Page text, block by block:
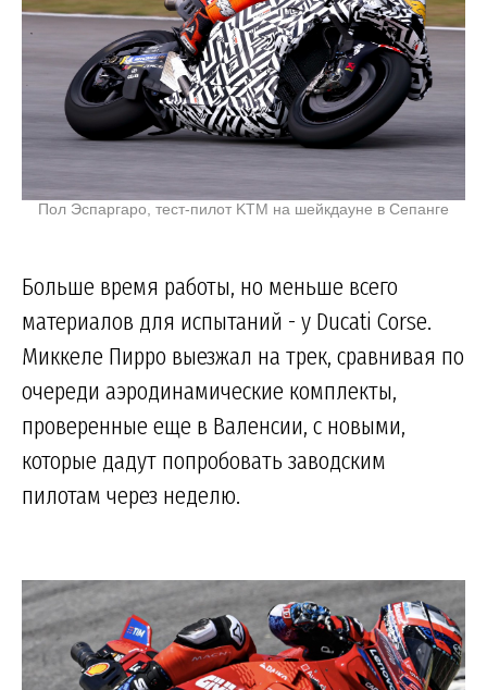
Пол Эспаргаро, тест-пилот KTM на шейкдауне в Сепанге
Больше время работы, но меньше всего
материалов для испытаний - у Ducati Corse.
Миккеле Пирро выезжал на трек, сравнивая по
очереди аэродинамические комплекты,
проверенные еще в Валенсии, с новыми,
которые дадут попробовать заводским
пилотам через неделю.